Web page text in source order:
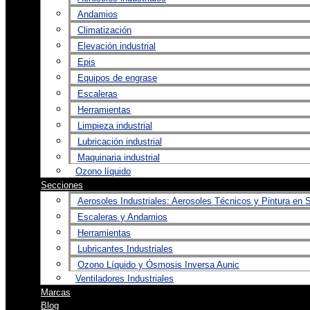
Andamios
Climatización
Elevación industrial
Epis
Equipos de engrase
Escaleras
Herramientas
Limpieza industrial
Lubricación industrial
Maquinaria industrial
Ozono líquido
Secciones
Aerosoles Industriales: Aerosoles Técnicos y Pintura en
Escaleras y Andamios
Herramientas
Lubricantes Industriales
Ozono Líquido y Ósmosis Inversa Aunic
Ventiladores Industriales
Marcas
Blog